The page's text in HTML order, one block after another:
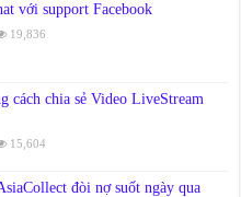
với support Facebook
19,836
cách chia sẻ Video LiveStream
15,604
đòi nợ suốt ngày qua